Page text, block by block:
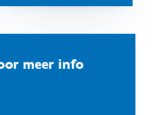
meer info